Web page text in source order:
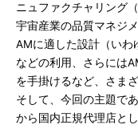
ニュファクチャリング
宇宙産業の品質マネジ
AMに適した設計（いわ
などの利用、さらには
を手掛けるなど、さま
そして、今回の主題で
から国内正規代理店と